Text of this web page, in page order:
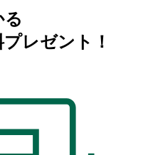
レゼント！